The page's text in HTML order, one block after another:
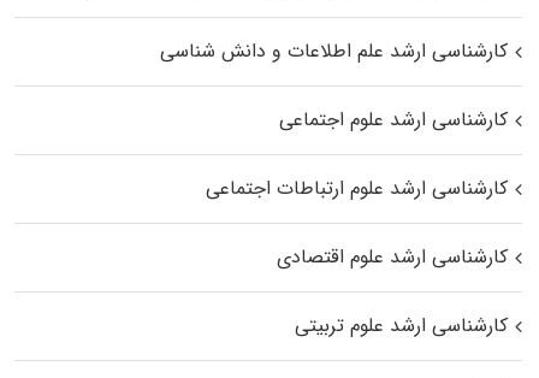
کارشناسی ارشد علم اطلاعات و دانش شناسی
کارشناسی ارشد علوم اجتماعی
کارشناسی ارشد علوم ارتباطات اجتماعی
کارشناسی ارشد علوم اقتصادی
کارشناسی ارشد علوم تربیتی